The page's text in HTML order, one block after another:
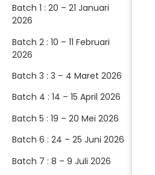
Batch 1 : 20 – 21 Januari
2026
Batch 2 : 10 – 11 Februari
2026
Batch 3 : 3 – 4 Maret 2026
Batch 4 : 14 – 15 April 2026
Batch 5 : 19 – 20 Mei 2026
Batch 6 : 24 – 25 Juni 2026
Batch 7 : 8 – 9 Juli 2026